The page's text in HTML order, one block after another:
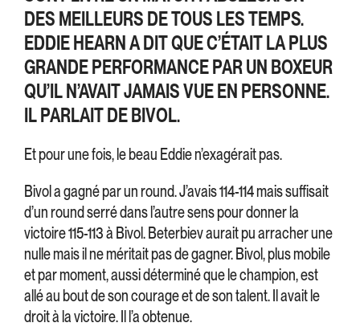
DES MEILLEURS DE TOUS LES TEMPS.
EDDIE HEARN A DIT QUE C’ÉTAIT LA PLUS
GRANDE PERFORMANCE PAR UN BOXEUR
QU’IL N’AVAIT JAMAIS VUE EN PERSONNE.
IL PARLAIT DE BIVOL.
Et pour une fois, le beau Eddie n’exagérait pas.
Bivol a gagné par un round. J’avais 114-114 mais suffisait
d’un round serré dans l’autre sens pour donner la
victoire 115-113 à Bivol. Beterbiev aurait pu arracher une
nulle mais il ne méritait pas de gagner. Bivol, plus mobile
et par moment, aussi déterminé que le champion, est
allé au bout de son courage et de son talent. Il avait le
droit à la victoire. Il l’a obtenue.